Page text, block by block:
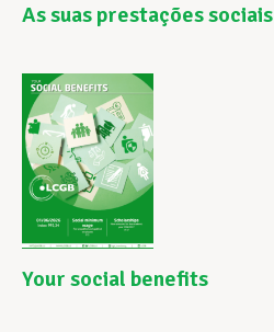
As suas prestações sociais
Your social benefits